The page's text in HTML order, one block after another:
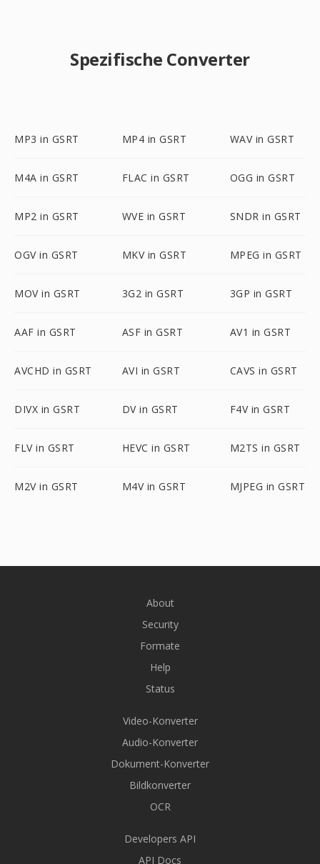
Spezifische Converter
MP3 in GSRT MP4 in GSRT WAV in GSRT
M4A in GSRT FLAC in GSRT OGG in GSRT
MP2 in GSRT WVE in GSRT SNDR in GSRT
OGV in GSRT MKV in GSRT MPEG in GSRT
MOV in GSRT 3G2 in GSRT 3GP in GSRT
AAF in GSRT ASF in GSRT AV1 in GSRT
AVCHD in GSRT AVI in GSRT CAVS in GSRT
DIVX in GSRT DV in GSRT F4V in GSRT
FLV in GSRT HEVC in GSRT M2TS in GSRT
M2V in GSRT M4V in GSRT MJPEG in GSRT
About
Security
Formate
Help
Status
Video-Konverter
Audio-Konverter
Dokument-Konverter
Bildkonverter
OCR
Developers API
API Docs